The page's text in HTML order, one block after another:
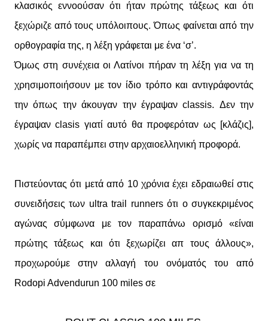
κλασικός εννοούσαν ότι ήταν πρώτης τάξεως και ότι
ξεχώριζε από τους υπόλοιπους. Όπως φαίνεται από την
ορθογραφία της, η λέξη γράφεται με ένα ‘σ’.
Όμως στη συνέχεια οι Λατίνοι πήραν τη λέξη για να τη
χρησιμοποιήσουν με τον ίδιο τρόπο και αντιγράφοντάς
την όπως την άκουγαν την έγραψαν classis. Δεν την
έγραψαν clasis γιατί αυτό θα προφερόταν ως [κλάζις],
χωρίς να παραπέμπει στην αρχαιοελληνική προφορά.
Πιστεύοντας ότι μετά από 10 χρόνια έχει εδραιωθεί στις
συνειδήσεις των ultra trail runners ότι ο συγκεκριμένος
αγώνας σύμφωνα με τον παραπάνω ορισμό «είναι
πρώτης τάξεως και ότι ξεχωρίζει απ τους άλλους»,
προχωρούμε στην αλλαγή του ονόματός του από
Rodopi Advendurun 100 miles σε